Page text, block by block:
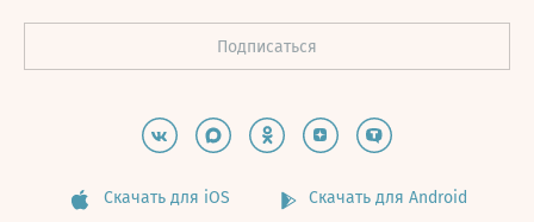
Скачать для iOS Скачать для Android